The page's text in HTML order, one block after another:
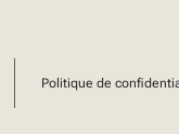
Politique de